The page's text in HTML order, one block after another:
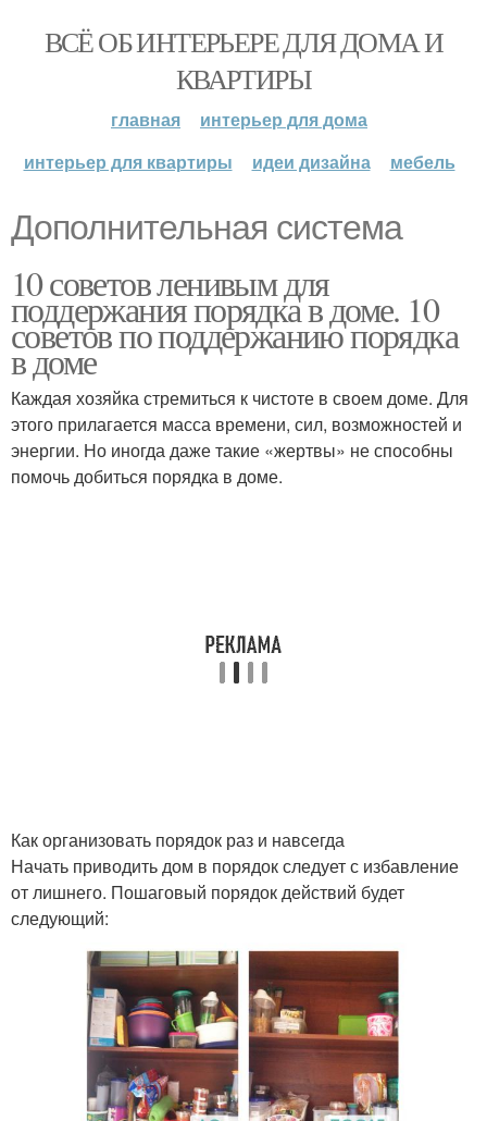
ВСЁ ОБ ИНТЕРЬЕРЕ ДЛЯ ДОМА И
КВАРТИРЫ
главная
интерьер для дома
интерьер для квартиры
идеи дизайна мебель
Дополнительная система
10 советов ленивым для
поддержания порядка в доме. 10
советов по поддержанию порядка
в доме
Каждая хозяйка стремиться к чистоте в своем доме. Для
этого прилагается масса времени, сил, возможностей и
энергии. Но иногда даже такие «жертвы» не способны
помочь добиться порядка в доме.
Как организовать порядок раз и навсегда
Начать приводить дом в порядок следует с избавление
от лишнего. Пошаговый порядок действий будет
следующий: